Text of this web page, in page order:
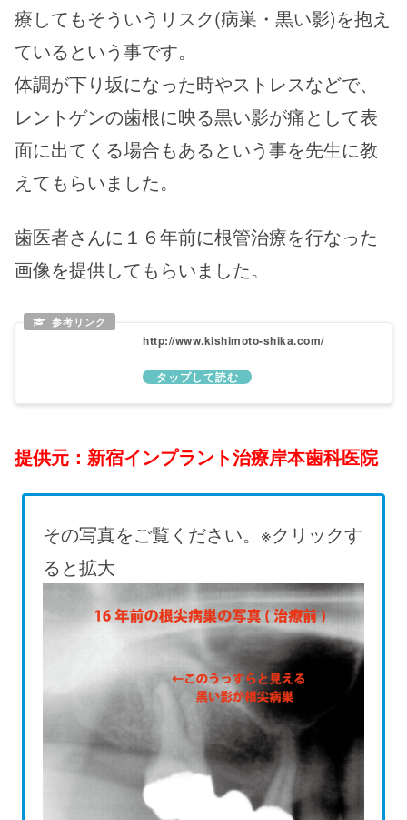
療してもそういうリスク(病巣・黒い影)を抱え
ているという事です。
体調が下り坂になった時やストレスなどで、
レントゲンの歯根に映る黒い影が痛として表
面に出てくる場合もあるという事を先生に教
えてもらいました。
歯医者さんに１６年前に根管治療を行なった
画像を提供してもらいました。
http://www.kishimoto-shika.com/
提供元：新宿インプラント治療岸本歯科医院
その写真をご覧ください。※クリックす
ると拡大